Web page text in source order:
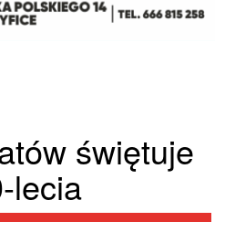
świętuje
lecia